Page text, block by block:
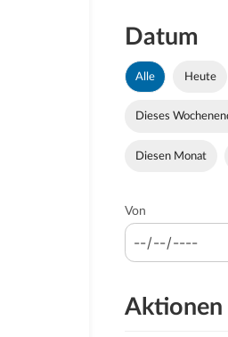
Datum
Alle Heute
Dieses
Diesen Monat
Von
Aktionen